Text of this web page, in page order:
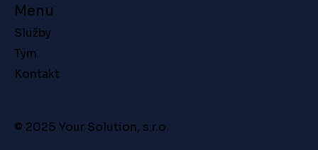
Menu
Služby
Tým
Kontakt
© 2025 Your Solution, s.r.o.